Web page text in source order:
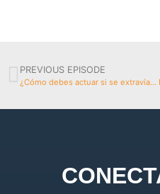
PREVIOUS EPISODE
¿Cómo debes actuar si se extravía tu mascota?